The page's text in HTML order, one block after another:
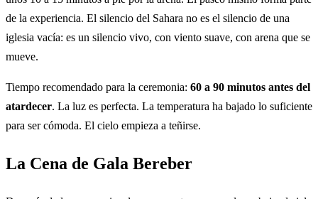
de la experiencia. El silencio del Sahara no es el silencio de una
iglesia vacía: es un silencio vivo, con viento suave, con arena que se
mueve.
Tiempo recomendado para la ceremonia: 60 a 90 minutos antes del
atardecer. La luz es perfecta. La temperatura ha bajado lo suficiente
para ser cómoda. El cielo empieza a teñirse.
La Cena de Gala Bereber